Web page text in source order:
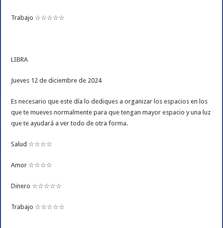
Trabajo ☆☆☆☆☆
LIBRA
Jueves 12 de diciembre de 2024
Es necesario que este día lo dediques a organizar los espacios en los
que te mueves normalmente para que tengan mayor espacio y una luz
que te ayudará a ver todo de otra forma.
Salud ☆☆☆☆
Amor ☆☆☆☆
Dinero ☆☆☆☆☆
Trabajo ☆☆☆☆☆